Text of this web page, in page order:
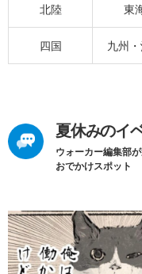
北陸 東
四国 九州
夏休みのイ
ウォーカー編集部
おでかけスポット